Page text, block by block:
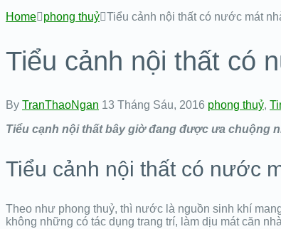
Home phong thuỷ Tiểu cảnh nội thất có nước mát
Tiểu cảnh nội thất có
By TranThaoNgan 13 Tháng Sáu, 2016 phong thuỷ,
Tiểu cạnh nội thất bây giờ đang được ưa chuộng
Tiểu cảnh nội thất có nước
Theo như phong thuỷ, thì nước là nguồn sinh khí
không những có tác dụng trang trí, làm dịu mát căn